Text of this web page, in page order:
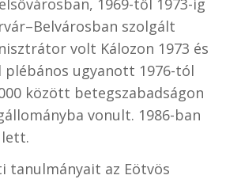
szolgált
volt Kálozon 1973 és
plébános ugyanott 1976-tól
között betegszabadságon
vonult. 1986-ban
lett.
tanulmányait az Eötvös